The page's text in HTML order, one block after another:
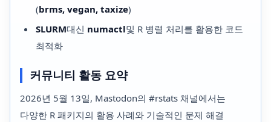
(brms, vegan, taxize)
SLURM대신 numactl및 R 병렬 처리를 활용한 코드
최적화
커뮤니티 활동 요약
2026년 5월 13일, Mastodon의 #rstats 채널에서는
다양한 R 패키지의 활용 사례와 기술적인 문제 해결